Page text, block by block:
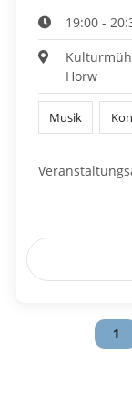
19:00 -
Horw
Musik
1